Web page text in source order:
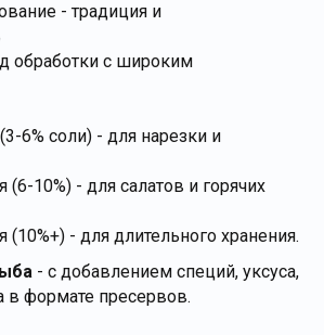
- традиция и
обработки с широким
6% соли) - для нарезки и
(6-10%) - для салатов и горячих
(10%+) - для длительного хранения.
- с добавлением специй, уксуса,
в формате пресервов.